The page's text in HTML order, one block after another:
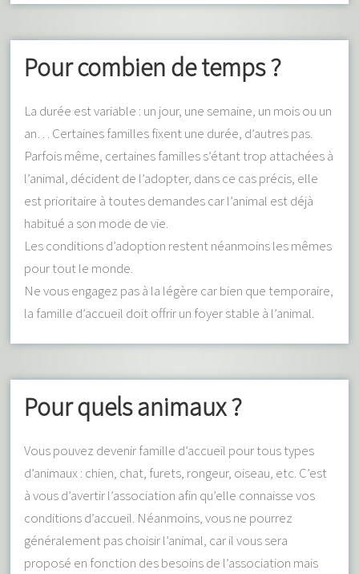
Pour combien de temps ?
La durée est variable : un jour, une semaine, un mois ou un
an… Certaines familles fixent une durée, d’autres pas.
Parfois même, certaines familles s’étant trop attachées à
l’animal, décident de l’adopter, dans ce cas précis, elle
est prioritaire à toutes demandes car l’animal est déjà
habitué a son mode de vie.
Les conditions d’adoption restent néanmoins les mêmes
pour tout le monde.
Ne vous engagez pas à la légère car bien que temporaire,
la famille d’accueil doit offrir un foyer stable à l’animal.
Pour quels animaux ?
Vous pouvez devenir famille d’accueil pour tous types
d’animaux : chien, chat, furets, rongeur, oiseau, etc. C’est
à vous d’avertir l’association afin qu’elle connaisse vos
conditions d’accueil. Néanmoins, vous ne pourrez
généralement pas choisir l’animal, car il vous sera
proposé en fonction des besoins de l’association mais